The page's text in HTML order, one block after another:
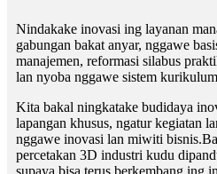
Nindakake inovasi ing layanan
gabungan bakat anyar, nggawe
manajemen, reformasi silabus
lan nyoba nggawe sistem
Kita bakal ningkatake budidaya
lapangan khusus, ngatur kegiatan
nggawe inovasi lan miwiti
percetakan 3D industri kudu
supaya bisa terus berkembang ing